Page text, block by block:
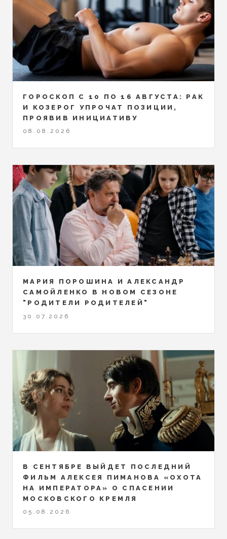
ГОРОСКОП С 10 ПО 16 АВГУСТА: РАК
И КОЗЕРОГ УПРОЧАТ ПОЗИЦИИ,
ПРОЯВИВ ИНИЦИАТИВУ
08.08.2026
МАРИЯ ПОРОШИНА И АЛЕКСАНДР
САМОЙЛЕНКО В НОВОМ СЕЗОНЕ
"РОДИТЕЛИ РОДИТЕЛЕЙ"
30.07.2026
В СЕНТЯБРЕ ВЫЙДЕТ ПОСЛЕДНИЙ
ФИЛЬМ АЛЕКСЕЯ ПИМАНОВА «ОХОТА
НА ИМПЕРАТОРА» О СПАСЕНИИ
МОСКОВСКОГО КРЕМЛЯ
05.08.2026